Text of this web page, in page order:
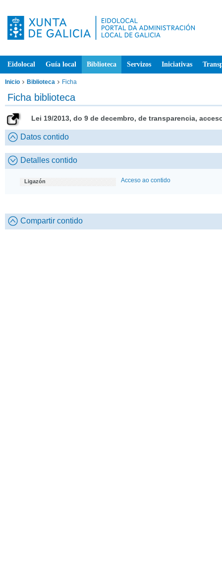
Eidolocal Guía local Biblioteca Servizos Iniciativas
Inicio Biblioteca Ficha
Ficha biblioteca
Lei 19/2013, do 9 de decembro, de transparencia,
Datos contido
Detalles contido
Ligazón Acceso ao contido
Compartir contido